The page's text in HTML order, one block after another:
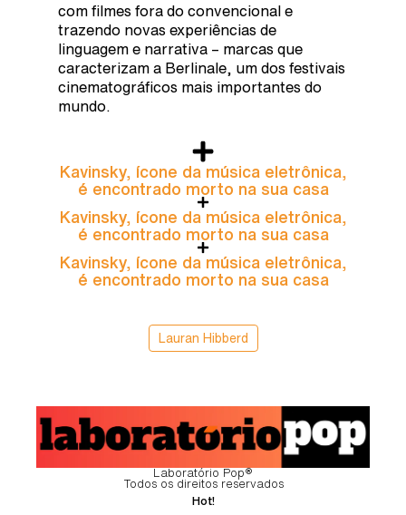
com filmes fora do convencional e
trazendo novas experiências de
linguagem e narrativa – marcas que
caracterizam a Berlinale, um dos festivais
cinematográficos mais importantes do
mundo.
Kavinsky, ícone da música eletrônica,
é encontrado morto na sua casa
Kavinsky, ícone da música eletrônica,
é encontrado morto na sua casa
Kavinsky, ícone da música eletrônica,
é encontrado morto na sua casa
Lauran Hibberd
Laboratório Pop®
Todos os direitos reservados
Hot!